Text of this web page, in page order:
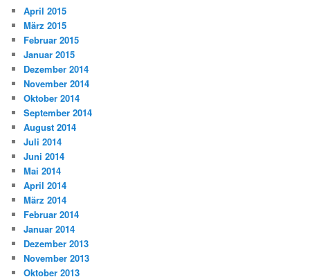
April 2015
März 2015
Februar 2015
Januar 2015
Dezember 2014
November 2014
Oktober 2014
September 2014
August 2014
Juli 2014
Juni 2014
Mai 2014
April 2014
März 2014
Februar 2014
Januar 2014
Dezember 2013
November 2013
Oktober 2013